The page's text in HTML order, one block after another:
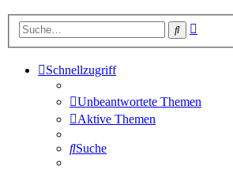
Suche
Schnellzugriff
Unbeantwortete Themen
Aktive Themen
Suche